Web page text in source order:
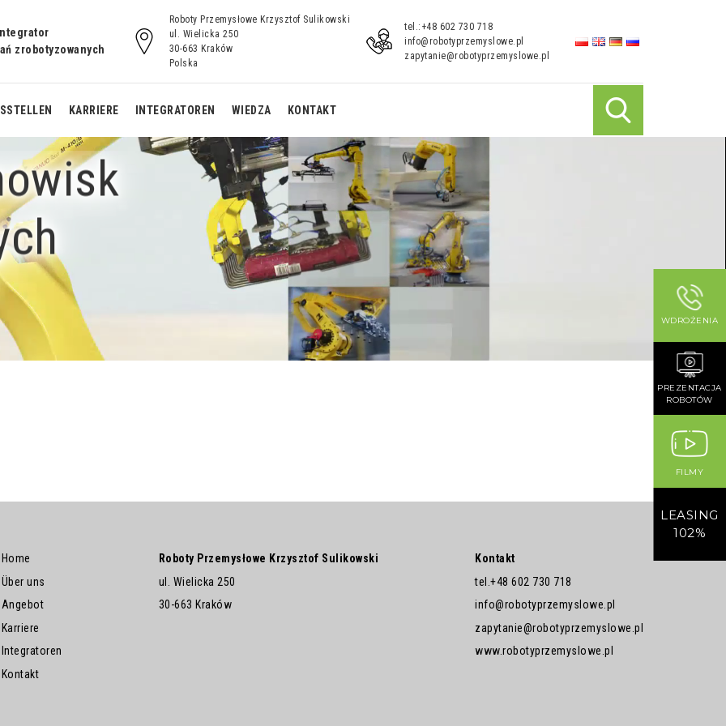
zrobotyzowanych
Roboty Przemysłowe Krzysztof Sulikowski
ul. Wielicka 250
30-663 Kraków
Polska
tel.:+48 602 730 718
info@robotyprzemyslowe.pl
zapytanie@robotyprzemyslowe.pl
Fertiggestellte
robotisierte
Schweißarbeitsstation
Fertiggestellte
automatisierte
Arbeitsstation für
Schweißen mit der
Führungsbahn Inline
Automatisierte
Arbeitsstation für
KARRIERE INTEGRATOREN WIEDZA KONTAKT
Home
Über uns
Angebot
Karriere
Integratoren
Kontakt
Roboty Przemysłowe Krzysztof Sulikowski
ul. Wielicka 250
30-663 Kraków
Kontakt
tel. +48 602 730 718
info@robotyprzemyslowe.pl
zapytanie@robotyprzemyslowe.pl
www.robotyprzemyslowe.pl
WDROŻENIA
PREZENTACJA
ROBOTÓW
FILMY
LEASING
102%